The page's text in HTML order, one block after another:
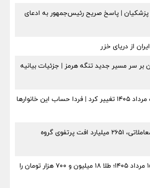
| پاسخ صریح رئیس‌جمهور به ادعای
از دریای خزر
بر سر مسیر جدید تنگه هرمز | جزئیات بیانیه
زمان واریز کالابرگ مرداد ۱۴۰۵ تغییر کرد | فردا حساب این خانوارها
۳۷ میلیارد سود معاملاتی، ۲۶۵۱ میلیارد افت پرتفوی گروه
قیمت طلا امروز ۱۵ مرداد ۱۴۰۵؛ طلا ۱۸ میلیون و ۷۰۰ هزار تومان را